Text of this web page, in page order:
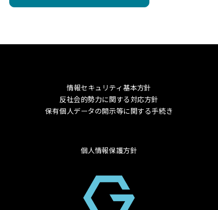
情報セキュリティ基本方針
反社会的勢力に関する対応方針
保有個人データの開示等に関する手続き
個人情報保護方針